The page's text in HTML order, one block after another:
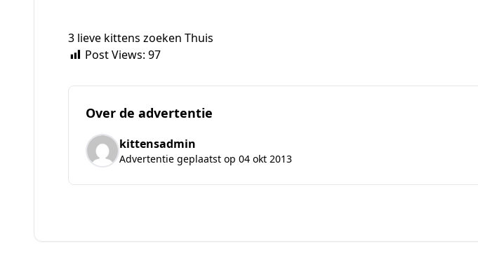
3 lieve kittens zoeken Thuis
Post Views: 97
Over de advertentie
kittensadmin
Advertentie geplaatst op 04 okt 2013